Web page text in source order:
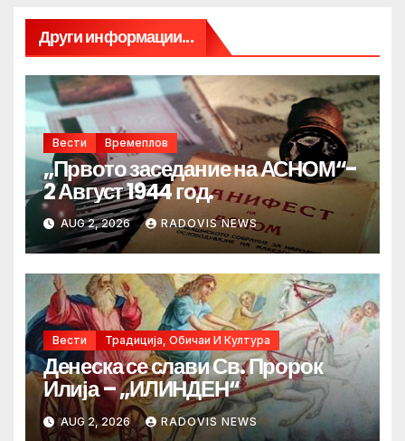
Други информации...
Вести Времеплов
„Првото заседание на АСНОМ“-
2 Август 1944 год.
AUG 2, 2026 RADOVIS NEWS
Вести Традиција, Обичаи И Култура
Денеска се слави Св. Пророк
Илија – „ИЛИНДЕН“
AUG 2, 2026 RADOVIS NEWS